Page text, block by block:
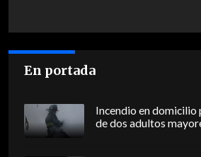
En portada
Incendio en
de dos adultos